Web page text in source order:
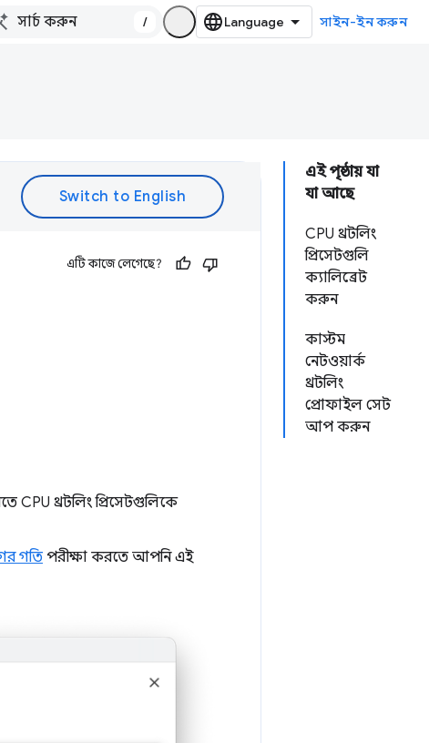
/ সাইন-ইন করুন
এই পৃষ্ঠায় যা
যা আছে
CPU থ্রটলিং
প্রিসেটগুলি
ক্যালিব্রেট
করুন
কাস্টম
নেটওয়ার্ক
থ্রটলিং
প্রোফাইল সেট
আপ করুন
এটি কাজে লেগেছে?
CPU থ্রটলিং প্রিসেটগুলিকে
গতিপরীক্ষা করতে আপনি এই